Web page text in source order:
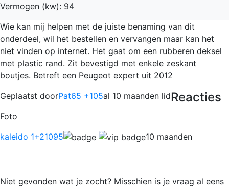
Vermogen (kw): 94
Wie kan mij helpen met de juiste benaming van dit
onderdeel, wil het bestellen en vervangen maar kan het
niet vinden op internet. Het gaat om een rubberen deksel
met plastic rand. Zit bevestigd met enkele zeskant
boutjes. Betreft een Peugeot expert uit 2012
Geplaatst doorPat65 +105al 10 maanden lidReacties
Foto
kaleido 1+21095 10 maanden
Niet gevonden wat je zocht? Misschien is je vraag al eens